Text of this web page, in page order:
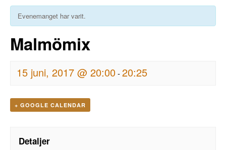
Evenemanget har varit.
Malmömix
15 juni, 2017 @ 20:00-20:25
+ GOOGLE CALENDAR
Detaljer